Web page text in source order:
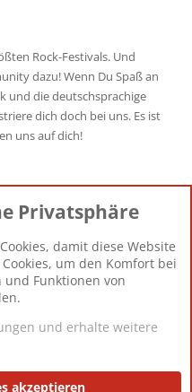
Rock-Festivals. Und
dazu! Wenn Du Spaß an
und die deutschsprachige
dich doch bei uns. Es ist
uns auf dich!
12.427
Berlin
Impressum
Privatsphäre
damit diese Website
um den Komfort bei
Funktionen von
und erhalte weitere
akzeptieren